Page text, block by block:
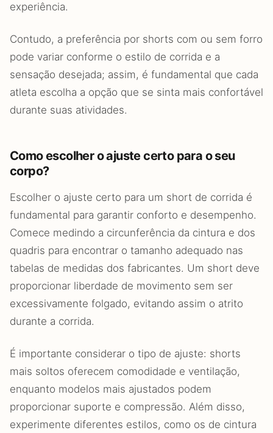
experiência.
Contudo, a preferência por shorts com ou sem forro
pode variar conforme o estilo de corrida e a
sensação desejada; assim, é fundamental que cada
atleta escolha a opção que se sinta mais confortável
durante suas atividades.
Como escolher o ajuste certo para o seu
corpo?
Escolher o ajuste certo para um short de corrida é
fundamental para garantir conforto e desempenho.
Comece medindo a circunferência da cintura e dos
quadris para encontrar o tamanho adequado nas
tabelas de medidas dos fabricantes. Um short deve
proporcionar liberdade de movimento sem ser
excessivamente folgado, evitando assim o atrito
durante a corrida.
É importante considerar o tipo de ajuste: shorts
mais soltos oferecem comodidade e ventilação,
enquanto modelos mais ajustados podem
proporcionar suporte e compressão. Além disso,
experimente diferentes estilos, como os de cintura